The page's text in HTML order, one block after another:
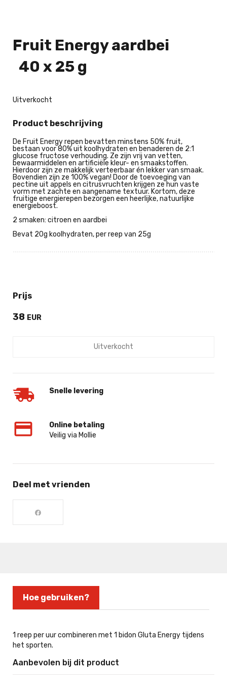
Fruit Energy aardbei
40 x 25 g
Uitverkocht
Product beschrijving
De Fruit Energy repen bevatten minstens 50% fruit,
bestaan voor 80% uit koolhydraten en benaderen de 2:1
glucose fructose verhouding. Ze zijn vrij van vetten,
bewaarmiddelen en artificiële kleur- en smaakstoffen.
Hierdoor zijn ze makkelijk verteerbaar én lekker van smaak.
Bovendien zijn ze 100% vegan! Door de toevoeging van
pectine uit appels en citrusvruchten krijgen ze hun vaste
vorm met zachte en aangename textuur. Kortom, deze
fruitige energierepen bezorgen een heerlijke, natuurlijke
energieboost.
2 smaken: citroen en aardbei
Bevat 20g koolhydraten, per reep van 25g
Prijs
38 EUR
Uitverkocht
Snelle levering
Online betaling
Veilig via Mollie
Deel met vrienden
Hoe gebruiken?
1 reep per uur combineren met 1 bidon Gluta Energy tijdens
het sporten.
Aanbevolen bij dit product